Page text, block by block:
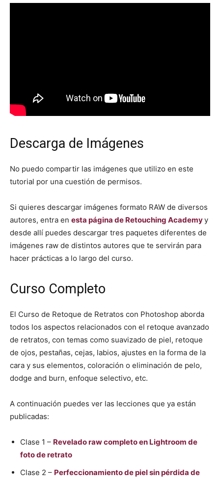
Descarga de Imágenes
No puedo compartir las imágenes que utilizo en este
tutorial por una cuestión de permisos.
Si quieres descargar imágenes formato RAW de diversos
autores, entra en esta página de Retouching Academyy
desde allí puedes descargar tres paquetes diferentes de
imágenes raw de distintos autores que te servirán para
hacer prácticas a lo largo del curso.
Curso Completo
El Curso de Retoque de Retratos con Photoshop aborda
todos los aspectos relacionados con el retoque avanzado
de retratos, con temas como suavizado de piel, retoque
de ojos, pestañas, cejas, labios, ajustes en la forma de la
cara y sus elementos, coloración o eliminación de pelo,
dodge and burn, enfoque selectivo, etc.
A continuación puedes ver las lecciones que ya están
publicadas:
Clase 1 – Revelado raw completo en Lightroom de
foto de retrato
Clase 2 – Perfeccionamiento de piel sin pérdida de